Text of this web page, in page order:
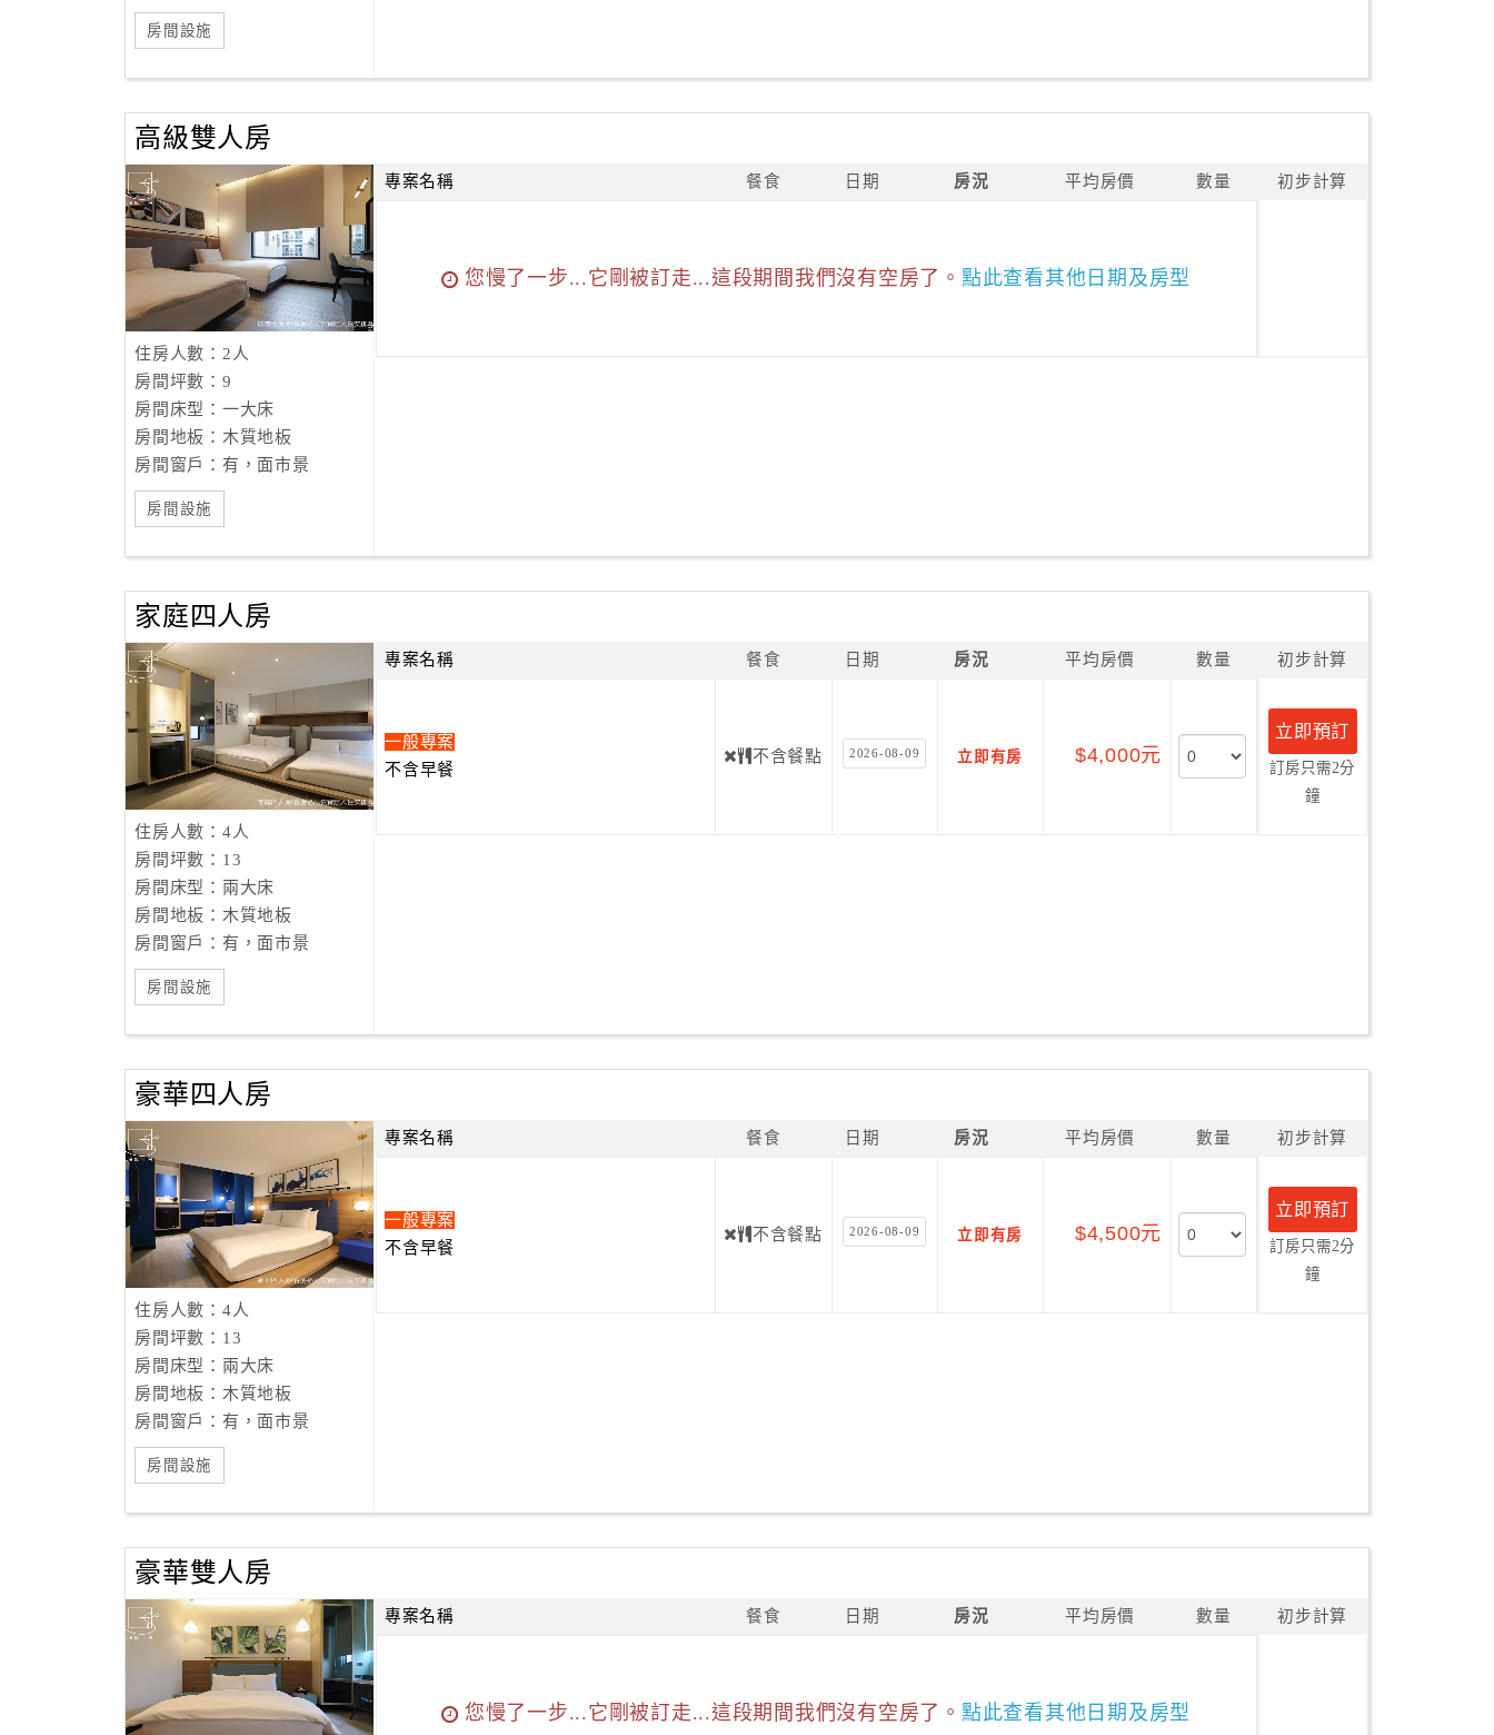
房間設施
高級雙人房
住房人數：2人
房間坪數：9
房間床型：一大床
房間地板：木質地板
房間窗戶：有，面市景
房間設施
專案名稱 餐食 日期 房況 平均房價 數量 初步計算
您慢了一步...它剛被訂走...這段期間我們沒有空房了。 點此查看其他日期及房型
家庭四人房
住房人數：4人
房間坪數：13
房間床型：兩大床
房間地板：木質地板
房間窗戶：有，面市景
房間設施
專案名稱 餐食 日期 房況 平均房價 數量 初步計算
一般專案
不含早餐
不含餐點 2026-08-09 立即有房 $4,000元
立即預訂
訂房只需2分
鐘
豪華四人房
住房人數：4人
房間坪數：13
房間床型：兩大床
房間地板：木質地板
房間窗戶：有，面市景
房間設施
專案名稱 餐食 日期 房況 平均房價 數量 初步計算
一般專案
不含早餐
不含餐點 2026-08-09 立即有房 $4,500元
立即預訂
訂房只需2分
鐘
豪華雙人房
專案名稱 餐食 日期 房況 平均房價 數量 初步計算
您慢了一步...它剛被訂走...這段期間我們沒有空房了。 點此查看其他日期及房型